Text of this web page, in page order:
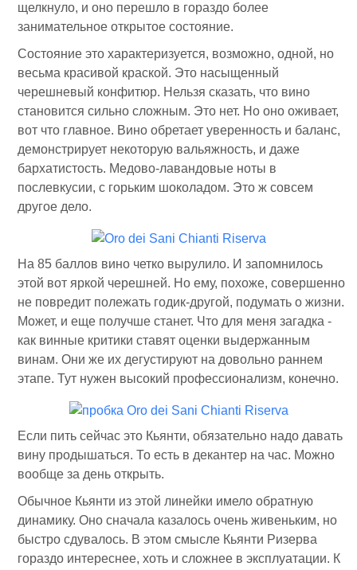
щелкнуло, и оно перешло в гораздо более
занимательное открытое состояние.
Состояние это характеризуется, возможно, одной, но
весьма красивой краской. Это насыщенный
черешневый конфитюр. Нельзя сказать, что вино
становится сильно сложным. Это нет. Но оно оживает,
вот что главное. Вино обретает уверенность и баланс,
демонстрирует некоторую вальяжность, и даже
бархатистость. Медово-лавандовые ноты в
послевкусии, с горьким шоколадом. Это ж совсем
другое дело.
На 85 баллов вино четко вырулило. И запомнилось
этой вот яркой черешней. Но ему, похоже, совершенно
не повредит полежать годик-другой, подумать о жизни.
Может, и еще получше станет. Что для меня загадка -
как винные критики ставят оценки выдержанным
винам. Они же их дегустируют на довольно раннем
этапе. Тут нужен высокий профессионализм, конечно.
Если пить сейчас это Кьянти, обязательно надо давать
вину продышаться. То есть в декантер на час. Можно
вообще за день открыть.
Обычное Кьянти из этой линейки имело обратную
динамику. Оно сначала казалось очень живеньким, но
быстро сдувалось. В этом смысле Кьянти Ризерва
гораздо интереснее, хоть и сложнее в эксплуатации. К